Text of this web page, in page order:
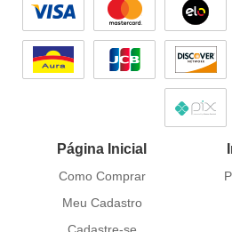
Página Inicial
Como Comprar
Meu Cadastro